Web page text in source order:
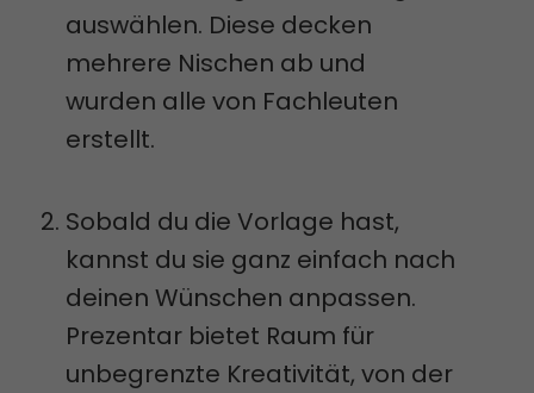
auswählen. Diese decken
mehrere Nischen ab und
wurden alle von Fachleuten
erstellt.
Sobald du die Vorlage hast,
kannst du sie ganz einfach nach
deinen Wünschen anpassen.
Prezentar bietet Raum für
unbegrenzte Kreativität, von der